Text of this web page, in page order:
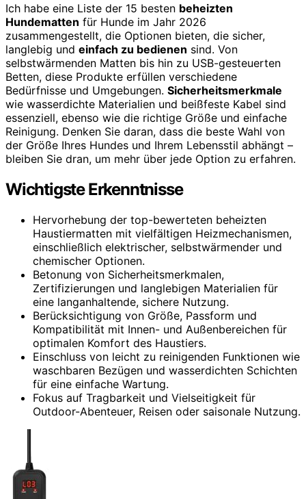
Ich habe eine Liste der 15 besten beheizten
Hundematten für Hunde im Jahr 2026
zusammengestellt, die Optionen bieten, die sicher,
langlebig und einfach zu bedienen sind. Von
selbstwärmenden Matten bis hin zu USB-gesteuerten
Betten, diese Produkte erfüllen verschiedene
Bedürfnisse und Umgebungen. Sicherheitsmerkmale
wie wasserdichte Materialien und beißfeste Kabel sind
essenziell, ebenso wie die richtige Größe und einfache
Reinigung. Denken Sie daran, dass die beste Wahl von
der Größe Ihres Hundes und Ihrem Lebensstil abhängt –
bleiben Sie dran, um mehr über jede Option zu erfahren.
Wichtigste Erkenntnisse
Hervorhebung der top-bewerteten beheizten
Haustiermatten mit vielfältigen Heizmechanismen,
einschließlich elektrischer, selbstwärmender und
chemischer Optionen.
Betonung von Sicherheitsmerkmalen,
Zertifizierungen und langlebigen Materialien für
eine langanhaltende, sichere Nutzung.
Berücksichtigung von Größe, Passform und
Kompatibilität mit Innen- und Außenbereichen für
optimalen Komfort des Haustiers.
Einschluss von leicht zu reinigenden Funktionen wie
waschbaren Bezügen und wasserdichten Schichten
für eine einfache Wartung.
Fokus auf Tragbarkeit und Vielseitigkeit für
Outdoor-Abenteuer, Reisen oder saisonale Nutzung.